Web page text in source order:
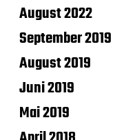
August 2022
September 2019
August 2019
Juni 2019
Mai 2019